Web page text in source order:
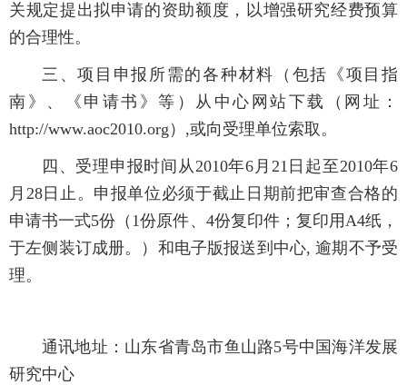
关规定提出拟申请的资助额度，以增强研究经费预算
的合理性。
三、项目申报所需的各种材料（包括《项目指
南》、《申请书》等）从中心网站下载（网址：
http://www.aoc2010.org）,或向受理单位索取。
四、受理申报时间从2010年6月21日起至2010年6
月28日止。申报单位必须于截止日期前把审查合格的
申请书一式5份（1份原件、4份复印件；复印用A4纸，
于左侧装订成册。）和电子版报送到中心, 逾期不予受
理。
通讯地址：山东省青岛市鱼山路5号中国海洋发展
研究中心